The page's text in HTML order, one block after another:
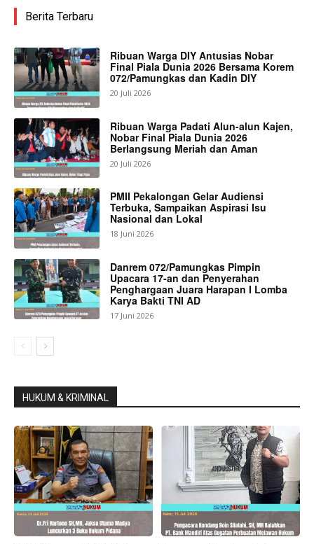
Berita Terbaru
Ribuan Warga DIY Antusias Nobar
Final Piala Dunia 2026 Bersama Korem
072/Pamungkas dan Kadin DIY
20 Juli 2026
Ribuan Warga Padati Alun-alun Kajen,
Nobar Final Piala Dunia 2026
Berlangsung Meriah dan Aman
20 Juli 2026
PMII Pekalongan Gelar Audiensi
Terbuka, Sampaikan Aspirasi Isu
Nasional dan Lokal
18 Juni 2026
Danrem 072/Pamungkas Pimpin
Upacara 17-an dan Penyerahan
Penghargaan Juara Harapan I Lomba
Karya Bakti TNI AD
17 Juni 2026
HUKUM & KRIMINAL